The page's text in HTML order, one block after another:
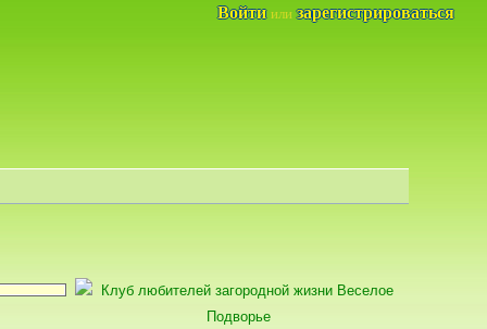
Войти или зарегистрироваться